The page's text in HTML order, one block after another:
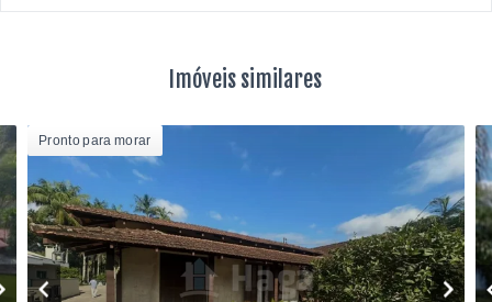
Imóveis similares
Pronto para morar